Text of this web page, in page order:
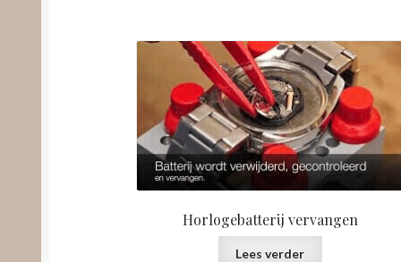
Horlogebatterij vervangen
Lees verder